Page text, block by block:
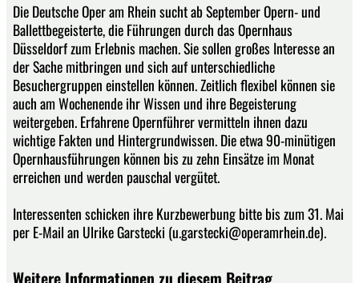
Die Deutsche Oper am Rhein sucht ab September Opern- und
Ballettbegeisterte, die Führungen durch das Opernhaus
Düsseldorf zum Erlebnis machen. Sie sollen großes Interesse an
der Sache mitbringen und sich auf unterschiedliche
Besuchergruppen einstellen können. Zeitlich flexibel können sie
auch am Wochenende ihr Wissen und ihre Begeisterung
weitergeben. Erfahrene Opernführer vermitteln ihnen dazu
wichtige Fakten und Hintergrundwissen. Die etwa 90-minütigen
Opernhausführungen können bis zu zehn Einsätze im Monat
erreichen und werden pauschal vergütet.
Interessenten schicken ihre Kurzbewerbung bitte bis zum 31. Mai
per E-Mail an Ulrike Garstecki (u.garstecki@operamrhein.de).